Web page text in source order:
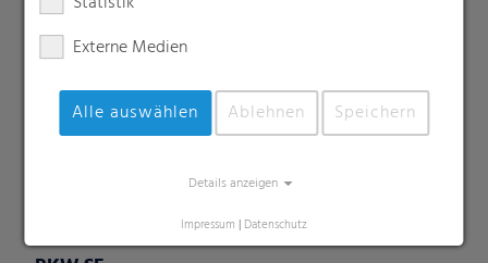
Externe Medien
Alle auswählen Ablehnen Speichern
Details anzeigen
Impressum | Datenschutz
Backsheet-Folien
Perforierte Folien
Spezialitäten
Palettennetze
Silofolien & -schläuche